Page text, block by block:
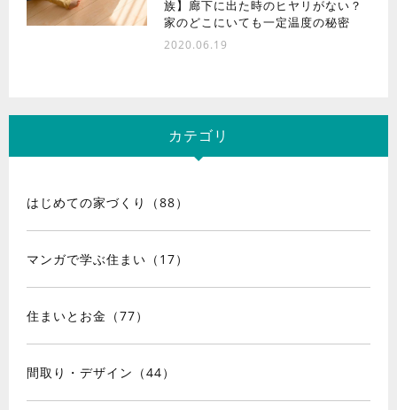
族】廊下に出た時のヒヤリがない？
家のどこにいても一定温度の秘密
2020.06.19
カテゴリ
はじめての家づくり（88）
マンガで学ぶ住まい（17）
住まいとお金（77）
間取り・デザイン（44）